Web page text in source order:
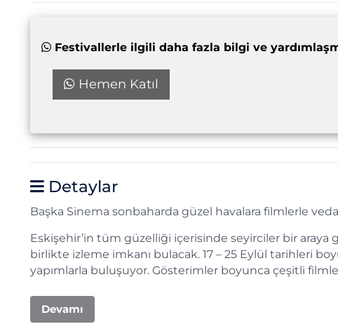
Festivallerle ilgili daha fazla bilgi ve
Hemen Katıl
Detaylar
Başka Sinema sonbaharda güzel havalara filmlerle
Eskişehir’in tüm güzelliği içerisinde seyirciler bir araya
birlikte izleme imkanı bulacak. 17 – 25 Eylül tarihleri
yapımlarla buluşuyor. Gösterimler boyunca çeşitli
Devamı